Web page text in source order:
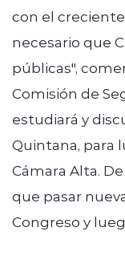
con el
necesario que
públicas",
Comisión de
estudiará y
Quintana, para
Cámara Alta.
que pasar
Congreso y